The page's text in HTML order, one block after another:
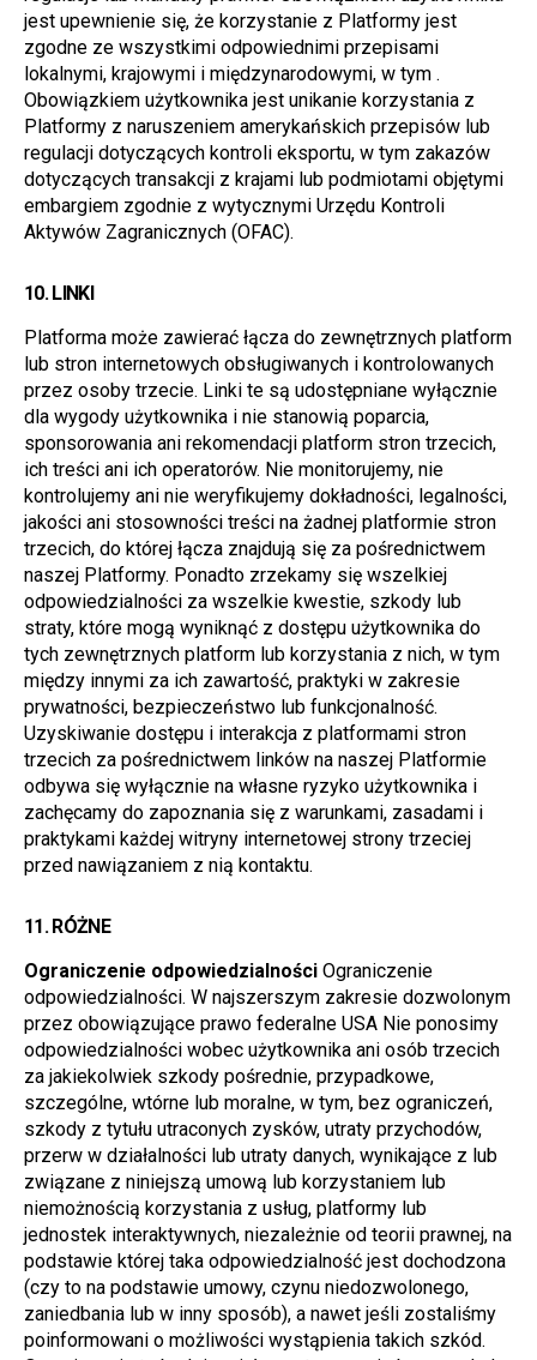
jest upewnienie się, że korzystanie z Platformy jest
zgodne ze wszystkimi odpowiednimi przepisami
lokalnymi, krajowymi i międzynarodowymi, w tym .
Obowiązkiem użytkownika jest unikanie korzystania z
Platformy z naruszeniem amerykańskich przepisów lub
regulacji dotyczących kontroli eksportu, w tym zakazów
dotyczących transakcji z krajami lub podmiotami objętymi
embargiem zgodnie z wytycznymi Urzędu Kontroli
Aktywów Zagranicznych (OFAC).
10. LINKI
Platforma może zawierać łącza do zewnętrznych platform
lub stron internetowych obsługiwanych i kontrolowanych
przez osoby trzecie. Linki te są udostępniane wyłącznie
dla wygody użytkownika i nie stanowią poparcia,
sponsorowania ani rekomendacji platform stron trzecich,
ich treści ani ich operatorów. Nie monitorujemy, nie
kontrolujemy ani nie weryfikujemy dokładności, legalności,
jakości ani stosowności treści na żadnej platformie stron
trzecich, do której łącza znajdują się za pośrednictwem
naszej Platformy. Ponadto zrzekamy się wszelkiej
odpowiedzialności za wszelkie kwestie, szkody lub
straty, które mogą wyniknąć z dostępu użytkownika do
tych zewnętrznych platform lub korzystania z nich, w tym
między innymi za ich zawartość, praktyki w zakresie
prywatności, bezpieczeństwo lub funkcjonalność.
Uzyskiwanie dostępu i interakcja z platformami stron
trzecich za pośrednictwem linków na naszej Platformie
odbywa się wyłącznie na własne ryzyko użytkownika i
zachęcamy do zapoznania się z warunkami, zasadami i
praktykami każdej witryny internetowej strony trzeciej
przed nawiązaniem z nią kontaktu.
11. RÓŻNE
Ograniczenie odpowiedzialności Ograniczenie
odpowiedzialności. W najszerszym zakresie dozwolonym
przez obowiązujące prawo federalne USA Nie ponosimy
odpowiedzialności wobec użytkownika ani osób trzecich
za jakiekolwiek szkody pośrednie, przypadkowe,
szczególne, wtórne lub moralne, w tym, bez ograniczeń,
szkody z tytułu utraconych zysków, utraty przychodów,
przerw w działalności lub utraty danych, wynikające z lub
związane z niniejszą umową lub korzystaniem lub
niemożnością korzystania z usług, platformy lub
jednostek interaktywnych, niezależnie od teorii prawnej, na
podstawie której taka odpowiedzialność jest dochodzona
(czy to na podstawie umowy, czynu niedozwolonego,
zaniedbania lub w inny sposób), a nawet jeśli zostaliśmy
poinformowani o możliwości wystąpienia takich szkód.